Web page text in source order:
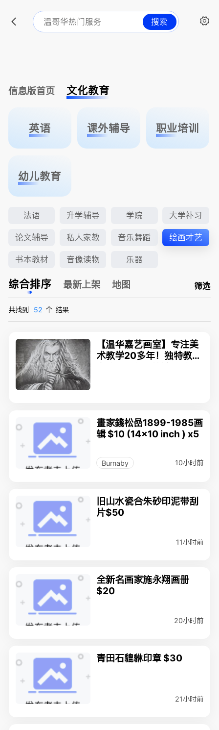
搜索
信息版首页 文化教育
英语 课外辅导 职业培训
幼儿教育
法语 升学辅导 学院 大学补习
论文辅导 私人家教 音乐舞蹈 绘画才艺
书本教材 音像读物 乐器
综合排序 最新上架 地图 筛选
共找到 52 个 结果
【温华嘉艺画室】专注美
术教学20多年！独特教学
畫家錢松嵒1899-1985画
辑 $10 (14x10 inch ) x5
Burnaby 10小时前
旧山水瓷合朱砂印泥带刮
片$50
11小时前
全新名画家施永翔画册
$20
20小时前
青田石貔貅印章 $30
21小时前